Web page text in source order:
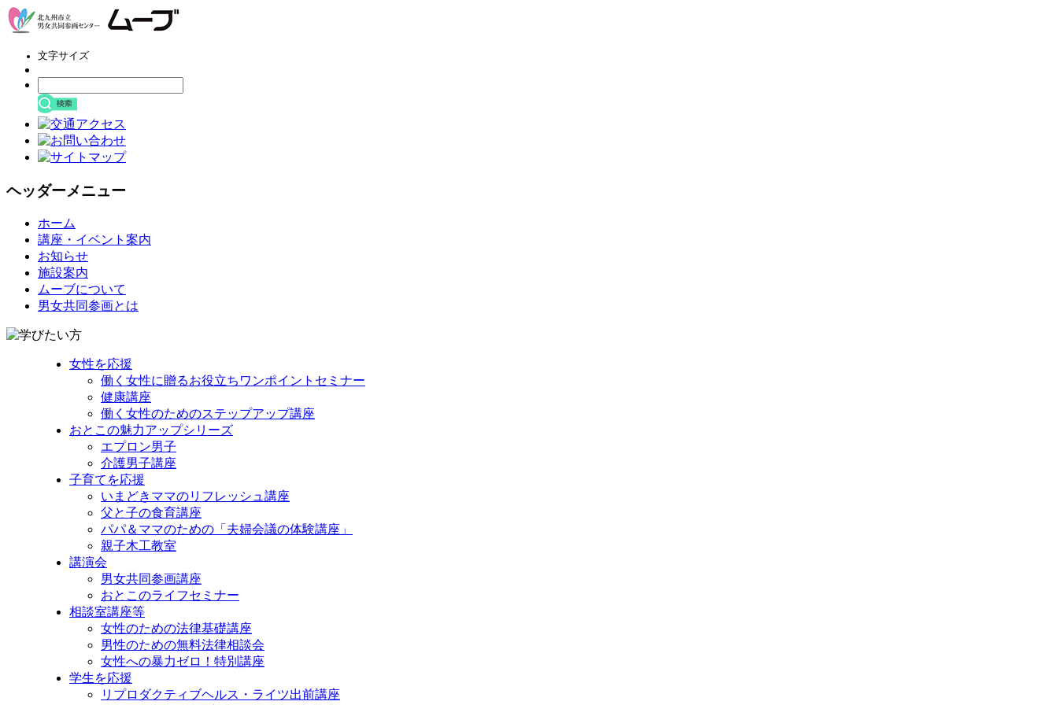
文字サイズ
ヘッダーメニュー
キ
ホーム
講座・イベント案内
お知らせ
施設案内
ムーブについて
男女共同参画とは
女性を応援
働く女性に贈るお役立ちワンポイントセミナー
健康講座
働く女性のためのステップアップ講座
おとこの魅力アップシリーズ
エプロン男子
介護男子講座
子育てを応援
いまどきママのリフレッシュ講座
父と子の食育講座
パパ＆ママのための「夫婦会議の体験講座」
親子木工教室
講演会
男女共同参画講座
おとこのライフセミナー
相談室講座等
女性のための法律基礎講座
男性のための無料法律相談会
女性への暴力ゼロ！特別講座
学生を応援
リプロダクティブヘルス・ライツ出前講座